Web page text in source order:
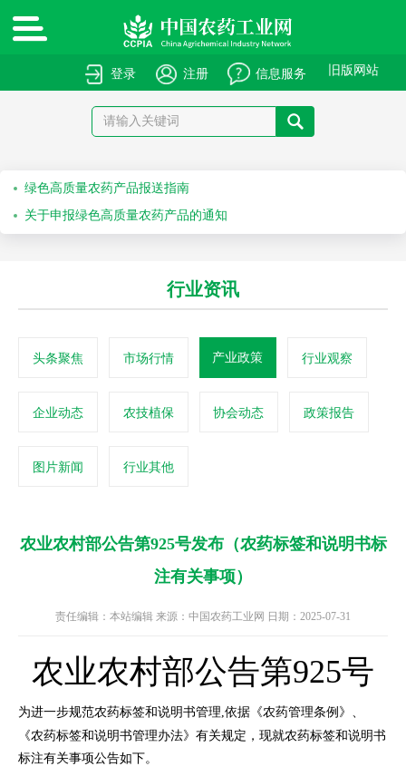
旧版网站
信息服务
注册
登录
绿色高质量农药产品报送指南
关于申报绿色高质量农药产品的通知
关于召开“2026斯里兰卡国际农化产品展览会”的通知
关于举办第七十一届系列作物解决方案会议之水稻除草剂科学安全使用培训会的通知
行业资讯
头条聚焦 市场行情 产业政策 行业观察
企业动态 农技植保 协会动态 政策报告
图片新闻 行业其他
农业农村部公告第925号发布（农药标签和说明书标
注有关事项）
责任编辑：本站编辑 来源：中国农药工业网 日期：2025-07-31
农业农村部公告第925号
为进一步规范农药标签和说明书管理,依据《农药管理条例》、
《农药标签和说明书管理办法》有关规定，现就农药标签和说明书
标注有关事项公告如下。